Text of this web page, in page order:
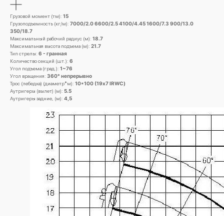
Грузовой момент (тм): 15
Грузоподъемность (кг/м): 7000/2.0 6600/2.5 4100/4.45 1600/7.3 900/13.0
350/18.7
Максимальный рабочий радиус (м): 18.7
Максимальная высота подъема (м): 21.7
Тип стрелы: 6 - гранная
Количество секций (шт.): 6
Угол подъема (град.): 1~76
Угол вращения: 360° непрерывно
Трос (лебедка) (диаметр*м): 10*100 (19x7 IRWC)
Аутригеры (вылет) (м): 5.5
Аутригеры задние, (м): 4,5